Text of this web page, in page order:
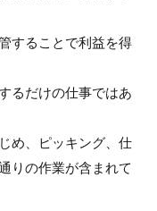
することで利益を得
るだけの仕事ではあ
め、ピッキング、仕
りの作業が含まれて